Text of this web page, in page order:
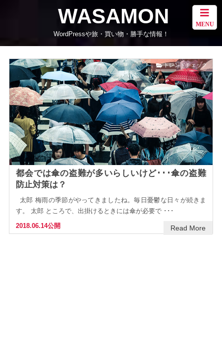
MENU
WASAMON
WordPressや旅・買い物・勝手な情報！
トレンドチェック
都会では傘の盗難が多いらしいけど･･･傘の盗難
防止対策は？
太郎 梅雨の季節がやってきましたね。毎日憂鬱な日々が続きま
す。 太郎 ところで、出掛けるときには傘が必要で ･･･
2018.06.14公開 Read More